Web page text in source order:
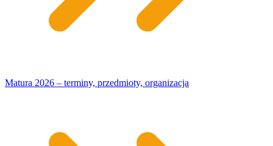
Matura 2026 – terminy, przedmioty, organizacja